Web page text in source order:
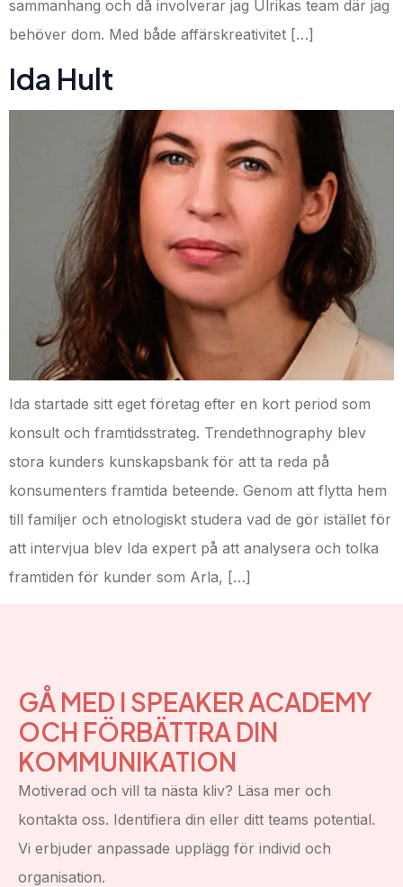
sammanhang och då involverar jag Ulrikas team där jag
behöver dom. Med både affärskreativitet […]
Ida Hult
Ida startade sitt eget företag efter en kort period som
konsult och framtidsstrateg. Trendethnography blev
stora kunders kunskapsbank för att ta reda på
konsumenters framtida beteende. Genom att flytta hem
till familjer och etnologiskt studera vad de gör istället för
att intervjua blev Ida expert på att analysera och tolka
framtiden för kunder som Arla, […]
GÅ MED I SPEAKER ACADEMY
OCH FÖRBÄTTRA DIN
KOMMUNIKATION
Motiverad och vill ta nästa kliv? Läsa mer och
kontakta oss. Identifiera din eller ditt teams potential.
Vi erbjuder anpassade upplägg för individ och
organisation.